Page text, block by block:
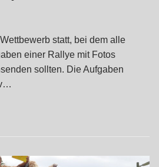
statt, bei dem alle
einer Rallye mit Fotos
sollten. Die Aufgaben